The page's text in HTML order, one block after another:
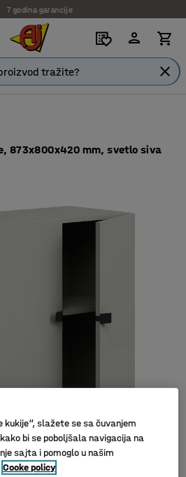
7 godina garancije
873x800x420 mm, svetlo siva
slažete se sa čuvanjem
bi se poboljšala navigacija na
sajta i pomoglo u našim
Cooke policy